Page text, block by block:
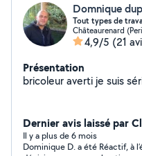
Domnique
Tout types de
Châteaurenard
4,9/5 (21
Présentation
bricoleur
Dernier avis laissé par
Il y a plus de 6 mois
Dominique D. a été Réactif, à